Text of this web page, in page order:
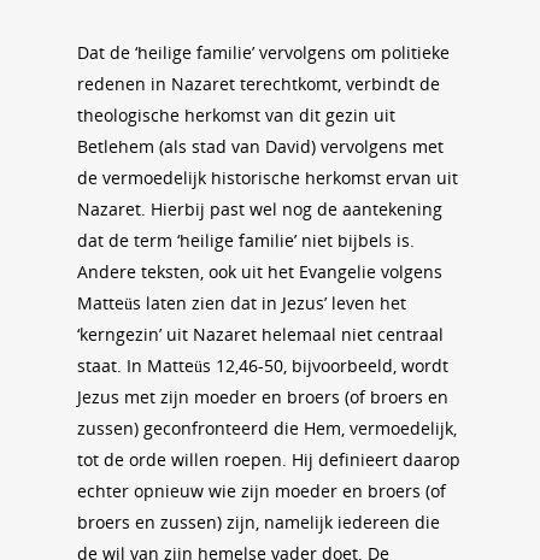
Dat de ‘heilige familie’ vervolgens om politieke
redenen in Nazaret terechtkomt, verbindt de
theologische herkomst van dit gezin uit
Betlehem (als stad van David) vervolgens met
de vermoedelijk historische herkomst ervan uit
Nazaret. Hierbij past wel nog de aantekening
dat de term ‘heilige familie’ niet bijbels is.
Andere teksten, ook uit het Evangelie volgens
Matteüs laten zien dat in Jezus’ leven het
‘kerngezin’ uit Nazaret helemaal niet centraal
staat. In Matteüs 12,46-50, bijvoorbeeld, wordt
Jezus met zijn moeder en broers (of broers en
zussen) geconfronteerd die Hem, vermoedelijk,
tot de orde willen roepen. Hij definieert daarop
echter opnieuw wie zijn moeder en broers (of
broers en zussen) zijn, namelijk iedereen die
de wil van zijn hemelse vader doet. De